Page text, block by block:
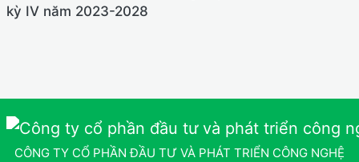
kỳ IV năm 2023-2028
CÔNG TY CỔ PHẦN ĐẦU TƯ VÀ PHÁT TRIỂN CÔNG NGHỆ